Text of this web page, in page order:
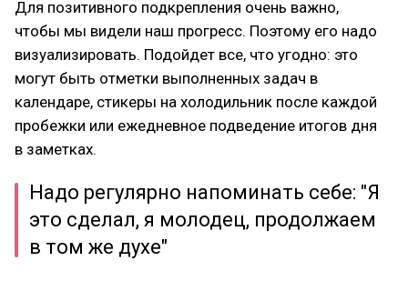
Для позитивного подкрепления очень важно,
чтобы мы видели наш прогресс. Поэтому его надо
визуализировать. Подойдет все, что угодно: это
могут быть отметки выполненных задач в
календаре, стикеры на холодильник после каждой
пробежки или ежедневное подведение итогов дня
в заметках.
Надо регулярно напоминать себе: "Я
это сделал, я молодец, продолжаем
в том же духе"